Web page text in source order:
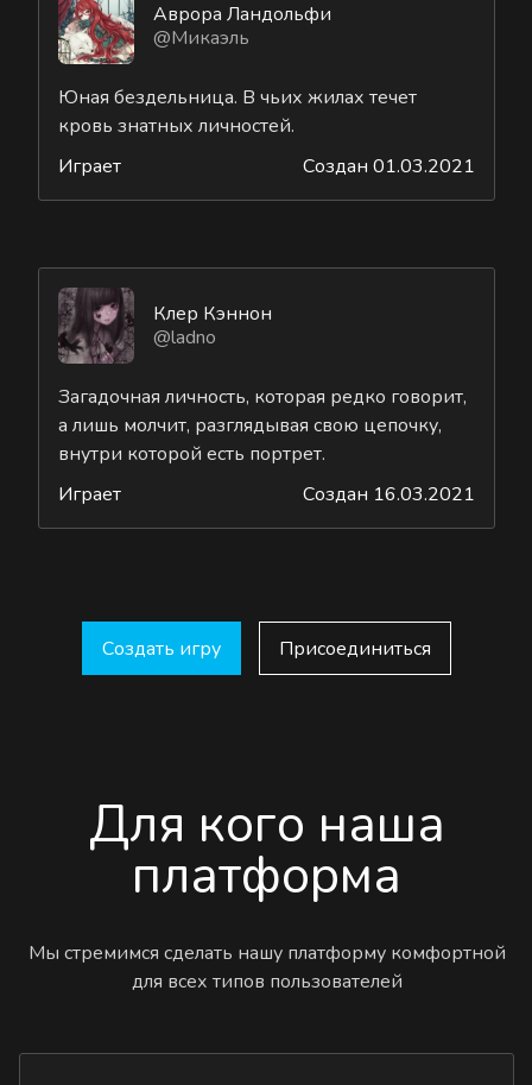
Аврора Ландольфи
@Микаэль
Юная бездельница. В чьих жилах течет
кровь знатных личностей.
Играет
Создан 01.03.2021
Клер Кэннон
@ladno
Загадочная личность, которая редко говорит,
а лишь молчит, разглядывая свою цепочку,
внутри которой есть портрет.
Играет
Создан 16.03.2021
Создать игру Присоединиться
Для кого наша
платформа
Мы стремимся сделать нашу платформу комфортной
для всех типов пользователей